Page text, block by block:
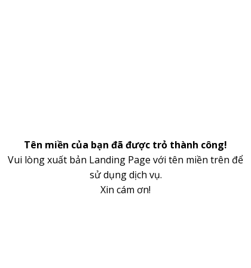
Tên miền của bạn đã được trỏ thành công!
Vui lòng xuất bản Landing Page với tên miền trên để
sử dụng dịch vụ.
Xin cám ơn!